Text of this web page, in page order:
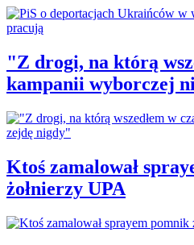
"Z drogi, na którą
kampanii wyborczej
Ktoś zamalował
żołnierzy UPA